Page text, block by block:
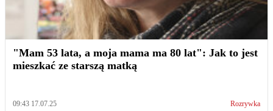
"Mam 53 lata, a moja mama ma 80 lat": Jak to jest
mieszkać ze starszą matką
09:43 17.07.25 Rozrywka